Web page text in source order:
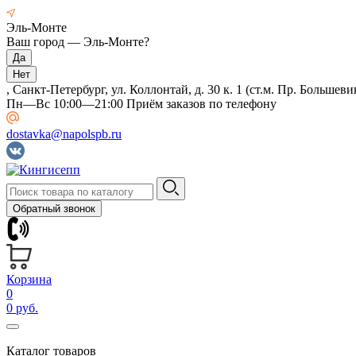
Эль-Монте
Ваш город — Эль-Монте?
, Санкт-Петербург, ул. Коллонтай, д. 30 к. 1 (ст.м. Пр.
Пн—Вс 10:00—21:00 Приём заказов по телефону
dostavka@napolspb.ru
Обратный звонок
Корзина
0
0 руб.
Каталог товаров